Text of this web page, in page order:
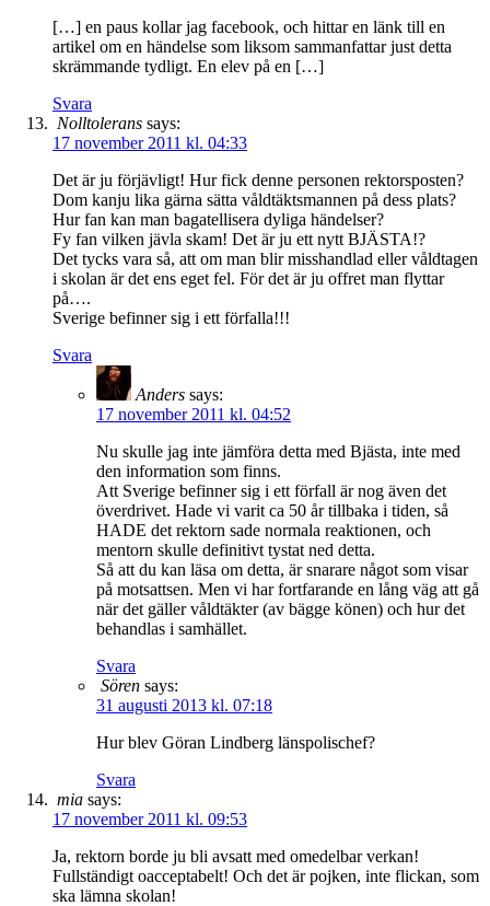
[…] en paus kollar jag facebook, och hittar en länk till en
artikel om en händelse som liksom sammanfattar just detta
skrämmande tydligt. En elev på en […]
Svara
Nolltolerans says:
17 november 2011 kl. 04:33
Det är ju förjävligt! Hur fick denne personen rektorsposten?
Dom kanju lika gärna sätta våldtäktsmannen på dess plats?
Hur fan kan man bagatellisera dyliga händelser?
Fy fan vilken jävla skam! Det är ju ett nytt BJÄSTA!?
Det tycks vara så, att om man blir misshandlad eller våldtagen
i skolan är det ens eget fel. För det är ju offret man flyttar
på….
Sverige befinner sig i ett förfalla!!!
Svara
Anders says:
17 november 2011 kl. 04:52
Nu skulle jag inte jämföra detta med Bjästa, inte med
den information som finns.
Att Sverige befinner sig i ett förfall är nog även det
överdrivet. Hade vi varit ca 50 år tillbaka i tiden, så
HADE det rektorn sade normala reaktionen, och
mentorn skulle definitivt tystat ned detta.
Så att du kan läsa om detta, är snarare något som visar
på motsattsen. Men vi har fortfarande en lång väg att gå
när det gäller våldtäkter (av bägge könen) och hur det
behandlas i samhället.
Svara
Sören says:
31 augusti 2013 kl. 07:18
Hur blev Göran Lindberg länspolischef?
Svara
mia says:
17 november 2011 kl. 09:53
Ja, rektorn borde ju bli avsatt med omedelbar verkan!
Fullständigt oacceptabelt! Och det är pojken, inte flickan, som
ska lämna skolan!